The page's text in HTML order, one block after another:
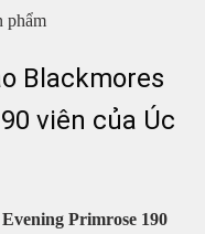
phẩm
Blackmores
viên của Úc
Primrose 190